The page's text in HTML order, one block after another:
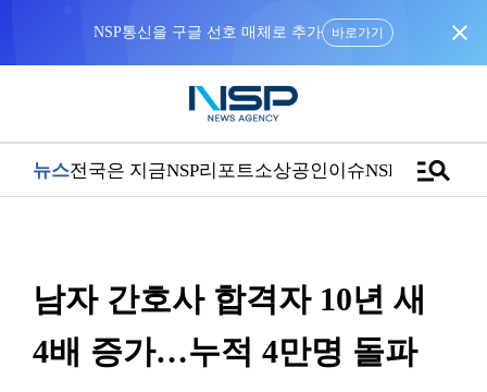
NSP통신을 구글 선호 매체로 추가 바로가기 close
뉴스전국은 지금NSP리포트소상공인이슈NSPTVmanage_search
남자 간호사 합격자 10년 새
4배 증가…누적 4만명 돌파